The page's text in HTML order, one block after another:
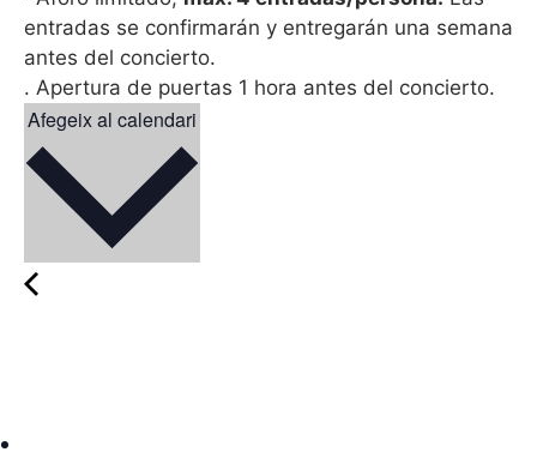
entradas se confirmarán y entregarán una semana
antes del concierto.
. Apertura de puertas 1 hora antes del concierto.